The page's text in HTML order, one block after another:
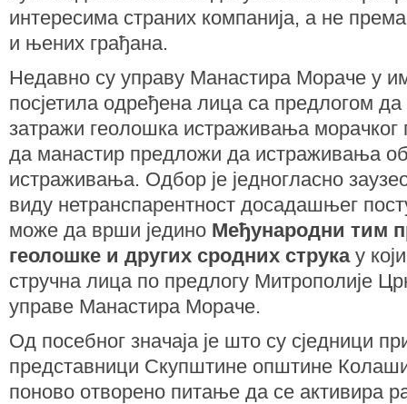
интересима страних компанија, а не
и њених грађана.
Недавно су управу Манастира Мораче у
посјетила одређена лица са предлогом
затражи геолошка истраживања морачког
да манастир предложи да истраживања
истраживања. Одбор је једногласно
виду нетранспарентност досадашњег
може да врши једино Међународни тим
геолошке и других сродних струкау
стручна лица по предлогу Митрополије
управе Манастира Мораче.
Од посебног значаја је што су сједници
представници Скупштине општине
поново отворено питање да се активира